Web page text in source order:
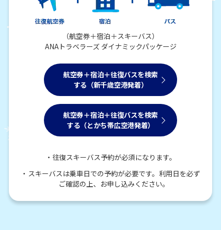
（航空券＋宿泊＋スキーバス）
ANAトラベラーズ ダイナミックパッケージ
航空券＋宿泊＋往復バスを検索
する（新千歳空港発着）
航空券＋宿泊＋往復バスを検索
する（とかち帯広空港発着）
往復スキーバス予約が必須になります。
スキーバスは乗車日での予約が必要です。利用日を必ず
ご確認の上、お申し込みください。